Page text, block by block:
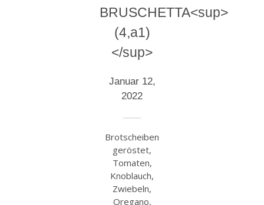
BRUSCHETTA<sup>
(4,a1)
</sup>
Januar 12,
2022
Brotscheiben
geröstet,
Tomaten,
Knoblauch,
Zwiebeln,
Oregano,